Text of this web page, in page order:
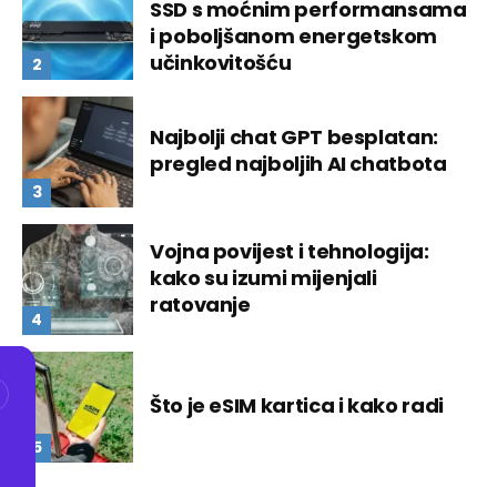
SSD s moćnim performansama
i poboljšanom energetskom
učinkovitošću
Najbolji chat GPT besplatan:
pregled najboljih AI chatbota
Vojna povijest i tehnologija:
kako su izumi mijenjali
ratovanje
Što je eSIM kartica i kako radi